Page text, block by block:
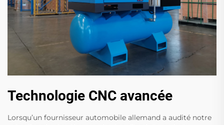
Technologie CNC avancée
Lorsqu’un fournisseur automobile allemand a audité notre